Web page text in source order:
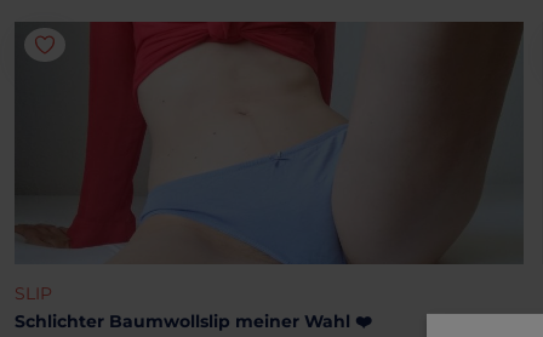
SLIP
Schlichter Baumwollslip meiner Wahl ❤️